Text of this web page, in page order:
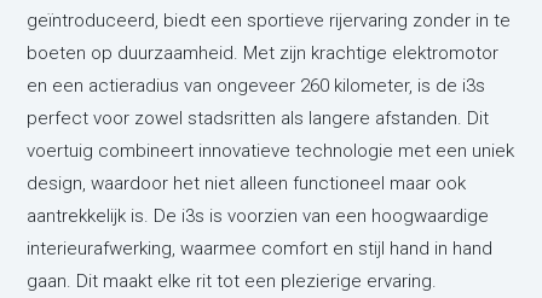
geïntroduceerd, biedt een sportieve rijervaring zonder in te
boeten op duurzaamheid. Met zijn krachtige elektromotor
en een actieradius van ongeveer 260 kilometer, is de i3s
perfect voor zowel stadsritten als langere afstanden. Dit
voertuig combineert innovatieve technologie met een uniek
design, waardoor het niet alleen functioneel maar ook
aantrekkelijk is. De i3s is voorzien van een hoogwaardige
interieurafwerking, waarmee comfort en stijl hand in hand
gaan. Dit maakt elke rit tot een plezierige ervaring.